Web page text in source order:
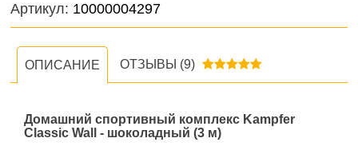
Артикул: 10000004297
ОПИСАНИЕ
Домашний спортивный комплекс Kampfer
Classic Wall - шоколадный (3 м)
ОТЗЫВЫ (9)